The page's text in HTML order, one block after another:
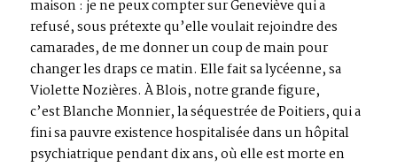
maison : je ne peux compter sur Geneviève qui a
refusé, sous prétexte qu’elle voulait rejoindre des
camarades, de me donner un coup de main pour
changer les draps ce matin. Elle fait sa lycéenne, sa
Violette Nozières. À Blois, notre grande figure,
c’est Blanche Monnier, la séquestrée de Poitiers, qui a
fini sa pauvre existence hospitalisée dans un hôpital
psychiatrique pendant dix ans, où elle est morte en